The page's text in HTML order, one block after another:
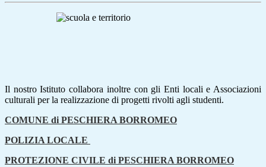
Il nostro Istituto collabora inoltre con gli Enti locali e Associazioni
culturali per la realizzazione di progetti rivolti agli studenti.
COMUNE di PESCHIERA BORROMEO
POLIZIA LOCALE
PROTEZIONE CIVILE di PESCHIERA BORROMEO